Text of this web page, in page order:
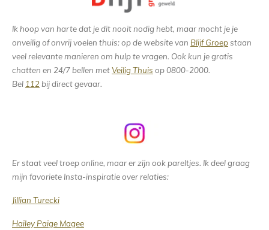
Ik hoop van harte dat je dit nooit nodig hebt, maar mocht je je
onveilig of onvrij voelen thuis: op de website van Blijf Groepstaan
veel relevante manieren om hulp te vragen. Ook kun je gratis
chatten en 24/7 bellen metVeilig Thuis op 0800-2000.
Bel 112 bij direct gevaar.
Er staat veel troep online, maar er zijn ook pareltjes. Ik deel graag
mijn favoriete Insta-inspiratie over relaties:
Jillian Turecki
Hailey Paige Magee